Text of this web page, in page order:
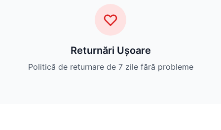
Returnări Ușoare
Politică de returnare de 7 zile fără probleme